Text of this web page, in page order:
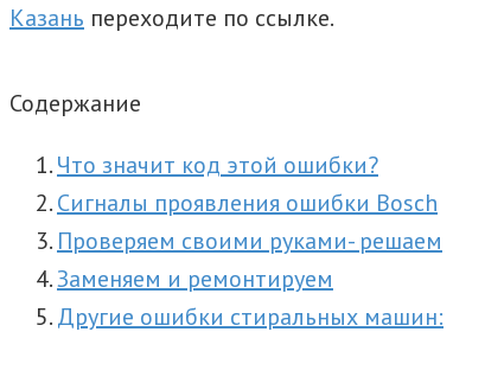
Казань переходите по ссылке.
Содержание
Что значит код этой ошибки?
Сигналы проявления ошибки Bosсh
Проверяем своими руками- решаем
Заменяем и ремонтируем
Другие ошибки стиральных машин: